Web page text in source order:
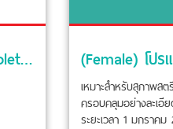
(Male) โปรแกรมตรวจสุขภาพ Complete Plus
เหมาะสำหรับสุภาพส
ครอบคลุมอย่างละเอี
ระยะเวลา 1 มกราค